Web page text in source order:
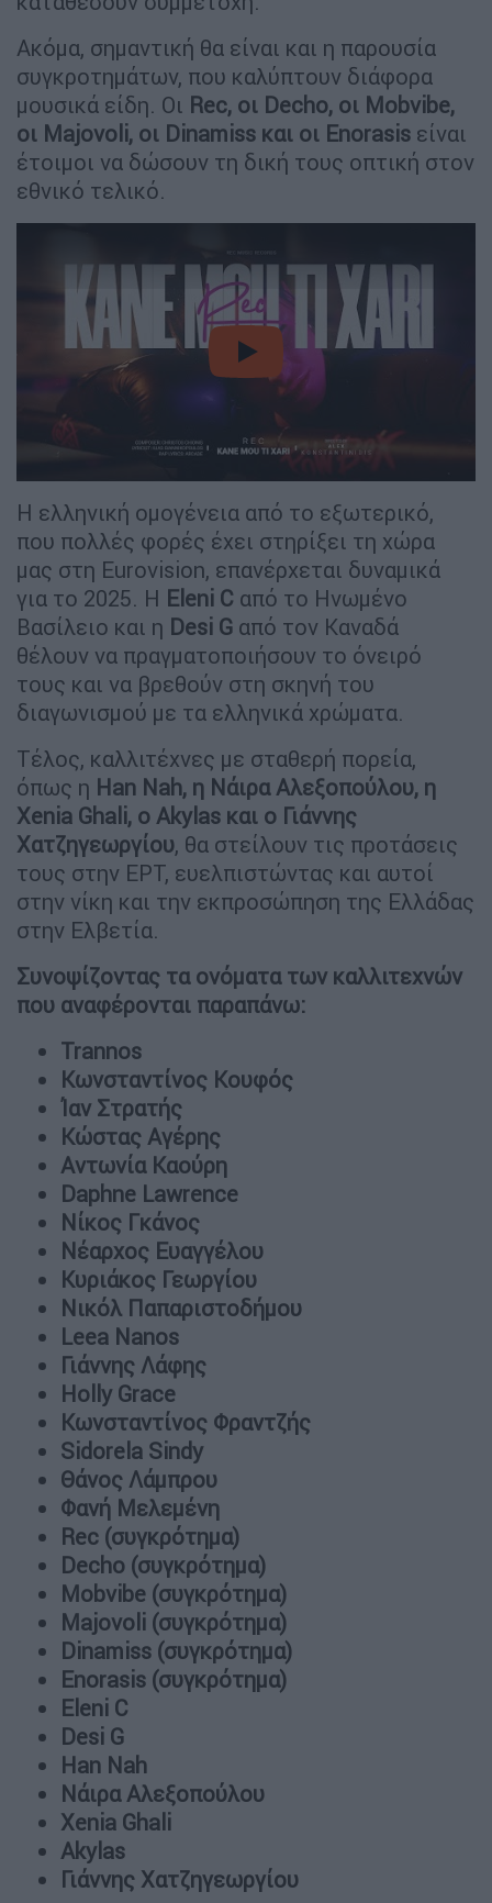
Ακόμα, σημαντική θα είναι και η παρουσία
συγκροτημάτων, που καλύπτουν διάφορα
μουσικά είδη. Οι Rec, οι Decho, οι Mobvibe,
οι Majovoli, οι Dinamiss και οι Enorasis είναι
έτοιμοι να δώσουν τη δική τους οπτική στον
εθνικό τελικό.
video
Η ελληνική ομογένεια από το εξωτερικό,
που πολλές φορές έχει στηρίξει τη χώρα
μας στη Eurovision, επανέρχεται δυναμικά
για το 2025. Η Eleni C από το Ηνωμένο
Βασίλειο και η Desi G από τον Καναδά
θέλουν να πραγματοποιήσουν το όνειρό
τους και να βρεθούν στη σκηνή του
διαγωνισμού με τα ελληνικά χρώματα.
Τέλος, καλλιτέχνες με σταθερή πορεία,
όπως η Han Nah, η Νάιρα Αλεξοπούλου, η
Xenia Ghali, ο Akylas και ο Γιάννης
Χατζηγεωργίου, θα στείλουν τις προτάσεις
τους στην ΕΡΤ, ευελπιστώντας και αυτοί
στην νίκη και την εκπροσώπηση της Ελλάδας
στην Ελβετία.
Συνοψίζοντας τα ονόματα των καλλιτεχνών
που αναφέρονται παραπάνω:
Trannos
Κωνσταντίνος Κουφός
Ίαν Στρατής
Κώστας Αγέρης
Αντωνία Καούρη
Daphne Lawrence
Νίκος Γκάνος
Νέαρχος Ευαγγέλου
Κυριάκος Γεωργίου
Νικόλ Παπαριστοδήμου
Leea Nanos
Γιάννης Λάφης
Holly Grace
Κωνσταντίνος Φραντζής
Sidorela Sindy
Θάνος Λάμπρου
Φανή Μελεμένη
Rec (συγκρότημα)
Decho (συγκρότημα)
Mobvibe (συγκρότημα)
Majovoli (συγκρότημα)
Dinamiss (συγκρότημα)
Enorasis (συγκρότημα)
Eleni C
Desi G
Han Nah
Νάιρα Αλεξοπούλου
Xenia Ghali
Akylas
Γιάννης Χατζηγεωργίου